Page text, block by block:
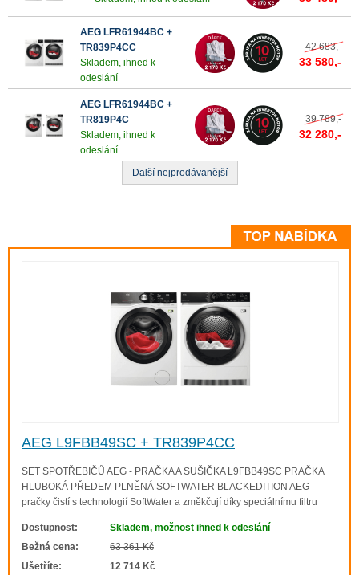
AEG LFR61944BC +
TR839P4CC
Skladem, ihned k
odeslání
42 683,-
33 580,-
AEG LFR61944BC +
TR819P4C
Skladem, ihned k
odeslání
39 789,-
32 280,-
Další nejprodávanější
AEG L9FBB49SC + TR839P4CC
SET SPOTŘEBIČŮ AEG - PRAČKA A SUŠIČKA L9FBB49SC PRAČKA
HLUBOKÁ PŘEDEM PLNĚNÁ SOFTWATER BLACKEDITION AEG
pračky čistí s technologií SoftWater a změkčují díky speciálnímu filtru
zachová svůj tvar i barvy a příjemně se..
Dostupnost:
Skladem, možnost ihned k odeslání
Bežná cena:
63 361 Kč
Ušetříte:
12 714 Kč